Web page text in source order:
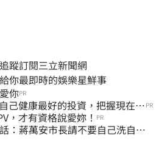
蹤訂閱三立新聞網
你最即時的娛樂星鮮事
你PR
己健康最好的投資，把握現在不 PR
，才有資格說愛妳！ PR
：蔣萬安市長請不要自己洗自己